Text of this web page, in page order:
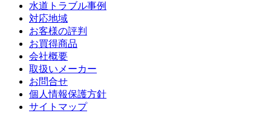
水道トラブル事例
対応地域
お客様の評判
お買得商品
会社概要
取扱いメーカー
お問合せ
個人情報保護方針
サイトマップ